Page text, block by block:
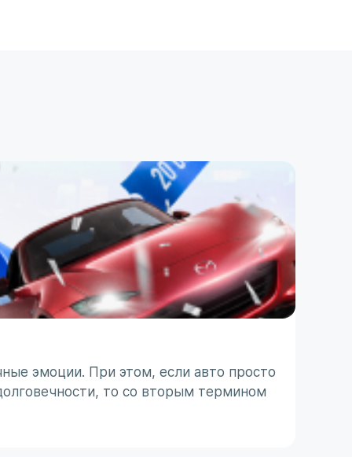
эмоции. При этом, если авто просто
то со вторым термином